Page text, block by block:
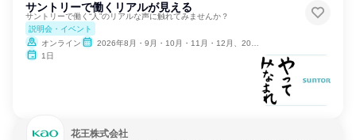
サントリーで働くリアルが見える
サントリーで働く“人”のリアルな声に触れてみませんか？
説明会・イベント
オンライン
2026年8月・9月・10月・11月・12月、2027年1月・2月・3月
1日
花王株式会社